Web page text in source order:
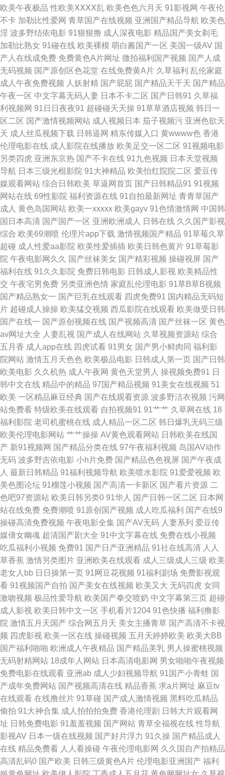
你懂得 91国内产香蕉 成人品网站在线观看 久久这里只有精品久久 亚洲天堂
久久色 95av 久久麻豆福利线上 色国产精品在线视频 91精品拳交 成人超踫
影音在线观看 欧美色图综合网 亚洲淫淫网 91社区成人在线 蜜桃视频网在线
观看 乱子伦国产精品2 中文字幕188 99福利视频导航网站 欧美激情专区下一
页 伊人伦理天堂 91尤物在线探花 婷婷五月天自拍 91人妻喷水视频 91福利
在 韩日亚洲精品视频在线 五月香蕉伊人 91视频区 国产精品干在线 青青草精
品热 91豆花视频免费在线观看 肏屄大香蕉 免费看AV 亚洲色图网址 97资源
在线观看 九色国产夫妻九色 丝袜玉足妈妈 91爱爱网 成人影音先锋免费视频
日韩第2页 91n在线 www91操 九九婷婷伊人色 先锋影音性AV资源 91色蝌蚪
国产福利精品一 青青草福利在线 51福利吧com 人妻熟女视频一区二区 91豆
花永久网站在线观看 阿v不卡的在线视频 激情小说五月天婷婷网 91在线美女
精品人人操人人摸 先锋资源亚洲无码 婷婷色色五月一区二区 色色啪啪91 无
码免费视频 95视频国产 91在线精品视频导航 91免费国产黑丝视频 久久色激
情一区 超碰网97 国内99视频 一级肏屄视频区 91探花偷拍视频 国产精品草
草草草 先锋资源aaaaaa 91在线公开视频 狠狠狠狠 日韩亚洲页码 A片黄色视
屏 老司机精品福利院 亚洲女同脚 91视频福利导航 久草福利资源站 亚洲国产
欧美在线另类 91探花国 极品少妇自慰 亚洲一区二区三区人妻 91尤物视频 韩
日操B 午夜福利爽爽 91视频地址谁有 乱子伦毛片国产 亚洲先峰资源网 91网
页版色色 91综合视频 91福利社免费视频 91经典三级 91视频手机在线 黄色
频在线 黄色91看片 AV操B 欧美乱大交做爰性AV 91白虎丝袜萝莉 av在线不
卡影院 青青草原在线看成人 成人网在线网 婷婷丁香先锋 91瑟瑟视频导航 国
产精品不卡 日韩恋足 91精品国产吴梦梦 抖阴欧美三级 欧洲精品 91免免费版
九幺 国产精品久久免费人妻 91一区三区 大香蕉伊人在线99 国产一区二区人
妻精 色色艹穴逼色色 先锋资源AV网 影音先锋在线观看麻豆 www国产成人精
品 视频福利91三级国产 97亚州色图 久久人妻网 夜夜骑人人乐 AVV天堂 欧
美性片久久网 91r福利 俺也去色官网站 五月丁香偷拍 91最新网站 久草福利
资源在玷 91NAv影视大全 wwwcn欧美 蜜臀嫩屄 影音先锋四虎影院 av网站
在线不卡了 色色网的五月天 91在线色色 欧美另类不卡 俺也去综合网 色无极
亚洲影院 91密洮 国模福利社 91国产超碰大神 欧美视频1区2区 91熊貓 久久
爽一区 91香蕉国产线看 A片成人午夜剧场 97福利资源站 狠狠撸撸网 91官网
95福利片 欧美日韩亚洲国产成 91黑丝足交在线观看 欧美另类日韩在线 91福
欧美午夜极品 性欧美ⅩⅩⅩⅩ乱 欧美色色六月天 91影视网 午夜伦
不卡 加勒比性爱网 青草国产在线视频 亚洲国产精品导航 欧美色
淫 波多野结依电影 91狠狠撸 成人深夜电影 精品国产美女剃毛
加勒比熟女 91碰在线 欧美裸模 萌白酱国产一区 美国一级AV 国
产人在线成免费 免费黄色A片网址 微拍福利国产视频 国产人成
无码视频 国产原创区色花堂 在线免费黄A片 久草福利 乱伦家庭
成人午夜免费视频 人妖射精 国产屁屁 国产精品天干天 国产精品
午夜一区 中文字幕无码人妻 日本不卡二区 国产日韩91 久草福
利视频网 91日日夜夜91 超碰碰天天操 91草草酒店视频 韩日一
区二区 国产激情视频网站 成人视频日本 茄子视频污 亚洲色欲天
天 成人丝瓜视频下载 日韩逼网 精东传媒入口 黄wwww色 香港
伦理电影在线 成人影院在线播放 欧美足交一区二区 91视频电影
另类四虎 亚洲东京热 国产不卡在线 91九色视频 日本天堂视频
导航 日本三级光棍影院 91大神精品 欧美怡红院院二区 爱豆传
媒观看网站 综合日韩欧美 草逼网首页 国产日韩精品91 91视频
网站在线 69性影院 福利资源在线 91自拍最新网址 青青草国产
成人 黄色岛国网站 欧美一xxxxx 欧美gayv 91色情激情网 中国韩
国日本高清 国产国产一区 亚洲欧洲成人 日韩在线 久久国产影视
综合 欧美69潮喷 伦理片app下载 激情视频国产精品 91草莓久草
超碰 成人性爱aa影院 欧美性爱插插 欧美日韩色黄片 91草莓影
院 午夜电影网久久 国产丝袜美女 国产精彩视频 操碰视屏 国产
福利在线 91久久影院 免费日韩电影 日韩成人影视 欧美精品性
交 午夜宅男免费 另类亚洲色情 家庭乱伦理电影 91草B草B视频
国产精品熟女一 国产巨乳在线观看 四虎免费91 国内精品无码短
片 超碰成人操操 欧美猛交视频 西瓜影院在线观看 欧美做受日韩
国产在线一 国产原创视频在线 国产视频高清 国产丝袜一区 黄色
av网址大全 人妻乱视 国产成人在线网站 久草视频资源站 综合
五月香 成人app在线 四虎试看 91男女 国产男小鲜肉同 福利影
院网站 激情五月天色色 欧美极品电影 日韩成人第一页 国产日韩
欧美电影 久久机热 成人午夜网 黄色天堂男人 操视频免费91 日
韩中文在线 精品中的精品 97国产精品视频 91美女在线视频 51
欧美 一区精品麻豆经典 国产在线观看资源 波多野洁衣视频 污网
站免费看 特级欧美在线观看 自拍视频91 91艹艹 久草网在线 18
福利影院 老司机蜜桃在线 成人精品一区二区 韩日爆乳无码三级
欧美伦理电影网站 艹艹操操 AV黄色观看网站 日韩欧美在线国
产 新91视频网 国产精品分类在线 97午夜福利视频 岛国AV动作
无码 波多野吉依电影 小h片免费 国产精品色色视屏 国产午夜成
人 最新日韩精品 91福利视频导航 欧美喷水影院 91爱爱视频 欧
美色图论坛 91榴莲小视频 国产高清一卡新区 国产看片资源 二
色吧97资源站 欧美日韩另类0 91华人 国产日韩一区二区 日本网
站在线免费 免费潮喷 91原创国产视频 成人吃瓜福利 国产在线9
操碰高清免费视频 午夜电影全集 国产AV无码 人妻系列 爱豆传
媒倩女幽魂 超清国产剧大全 91中文字幕在线 免费在线小视频
吃瓜福利小视频 免费91 国产日产亚洲精品 91社在线高清 人人
草香蕉 激情另类图片 亚洲欧美在线观看 成人三级成人三级 欧美
老女人bb 日日操第一页 91网豆花视频 91福利剧场 免费影视观
看 91视频国产自拍 国产美女在线视频 欧美又大 无码四虎 女同
激吻视频 极品性爱导航 欧美国产拳交喷奶 中文字幕第三页 超碰
成人影视 欧美日韩中文一区 手机看片1204 91色快播 福利撸影
院 激情五月天国产 综合网五月天 美女主播青草 国产高清不卡视
频 四虎影视 欧美一区在线 操碰视频 五月天婷婷欧美 欧美大BB
国产福利啪啪 欧洲成人午夜精品 国产精品美乳 男人操蜜桃视频
无码射精网站 18成年人网站 日本高清电影网 男女啪啪午夜视频
免费电影在线观看 亚洲ab 成人少妇视频导航 91国产小青蛙 国
产成年免费网站 国产视频高清在线 精品香蕉 求a片网址 麻豆tv
在线观看 在线撸丝片 91草碰 国产成人激情视频 黑料吃瓜精品
偷拍 91大神合集 成人拍拍拍免费 香港伦理剧 日韩大片观看网
址 日韩免费电影 91羞羞视频 国产网站 青草全福视在线 性导航
影视AV 日本一级在线视频 国产好片浮力 91久操 国产精品成人
在线 精品免费看 人人看操碰 午夜伦理电影网 久久国自产拍精品
高清乱码0 国产欧美 日韩三级黄色A片 伦理电影亚洲国产 福利